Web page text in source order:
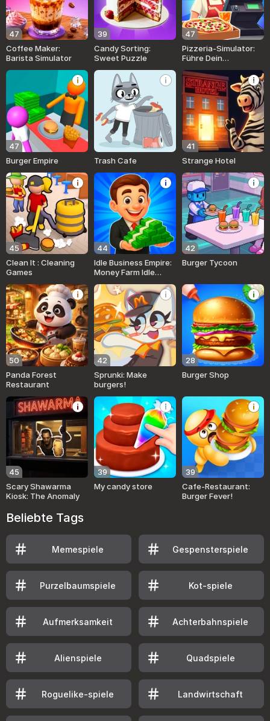
47
Coffee Maker:
Barista Simulator
39
Candy Sorting:
Sweet Puzzle
47
Pizzeria-Simulator:
Führe Dein
Restaurant!
47
Burger Empire
Trash Cafe
41
Strange Hotel
45
Clean It : Cleaning
Games
44
Idle Business Empire:
Money Farm Idle
Tycoon 3D
42
Burger Tycoon
50
Panda Forest
Restaurant
42
Sprunki: Make
burgers!
28
Burger Shop
45
Scary Shawarma
Kiosk: The Anomaly
39
My candy store
39
Cafe-Restaurant:
Burger Fever!
Beliebte Tags
Memespiele Gespensterspiele
Purzelbaumspiele Kot-spiele
Aufmerksamkeit Achterbahnspiele
Alienspiele Quadspiele
Roguelike-spiele Landwirtschaft